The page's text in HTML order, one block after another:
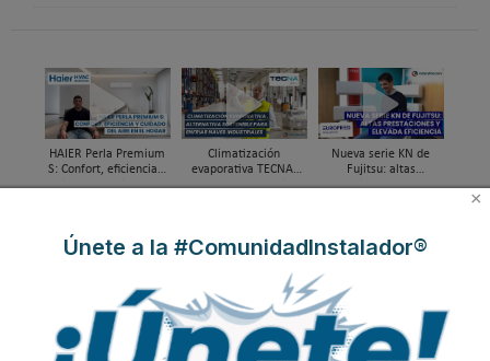
HAIER Perla Premium
S: Confort, eficiencia y
cuidado del aire en el
Climatización
evaporativa TECNA,
alternativa sostenible
Nueva serie KN de
Fujitsu: altas
prestaciones y elevada
novedades para
integración de aire
acondicionado y
aerotermia Intesis en
C&R 2025
Hisense presenta sus
novedades en
climatización y
refrigeración en Feria
C&R 2025
Unidad exterior HAIER
×
Únete a la #ComunidadInstalador®